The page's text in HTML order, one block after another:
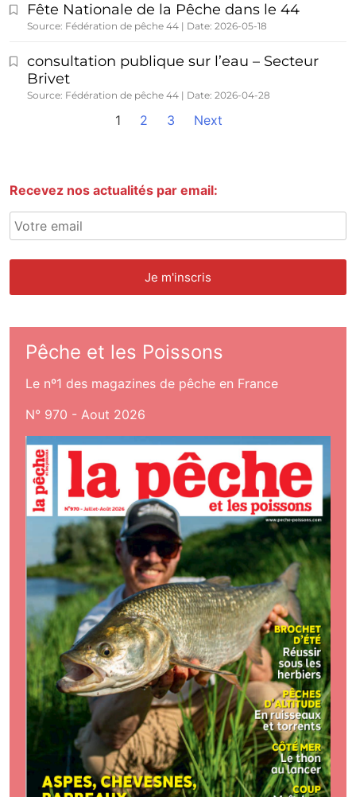
Fête Nationale de la Pêche dans le 44
Source: Fédération de pêche 44 Date: 2026-05-18
consultation publique sur l’eau – Secteur
Brivet
Source: Fédération de pêche 44 Date: 2026-04-28
1 2 3 Next
Recevez nos actualités par email:
Pêche et les Poissons
Le nº1 des magazines de pêche en France
N° 970 - Aout 2026